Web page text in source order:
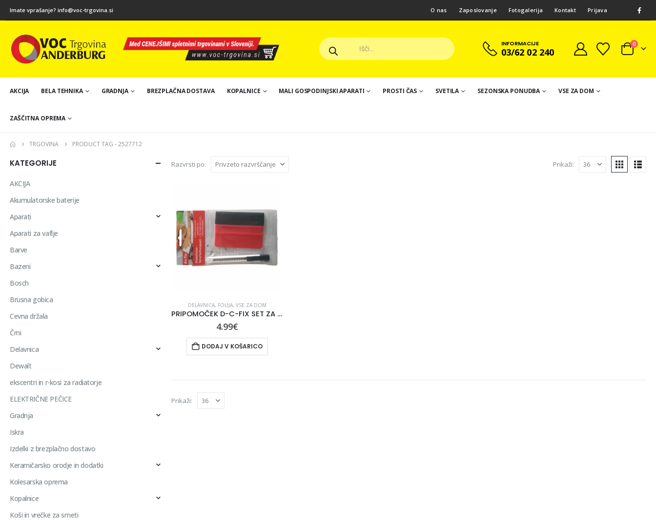
Imate vprašanje? info@voc-trgovina.si O nas Zaposlovanje Fotogalerija Kontakt Prijava
INFORMACIJE
03/62 02 240
0
AKCIJA BELA TEHNIKA GRADNJA BREZPLAČNA DOSTAVA KOPALNICE MALI GOSPODINJSKI APARATI PROSTI ČAS SVETILA SEZONSKA PONUDBA VSE ZA DOM
ZAŠČITNA OPREMA
TRGOVINA PRODUCT TAG -2527712
Razvrsti po: Prikaži:
DELAVNICA, FOLIJA, VSE ZA DOM
PRIPOMOČEK D-C-FIX SET ZA POLAGANJE SAMOL. FOLIJE 399-6016
4.99€
DODAJ V KOŠARICO
Prikaži:
KATEGORIJE
AKCIJA
Akumulatorske baterije
Aparati
Aparati za vaflje
Barve
Bazeni
Bosch
Brusna gobica
Cevna držala
Črni
Delavnica
Dewalt
ekscentri in r-kosi za radiatorje
ELEKTRIČNE PEČICE
Gradnja
Iskra
Izdelki z brezplačno dostavo
Keramičarsko orodje in dodatki
Kolesarska oprema
Kopalnice
Koši in vrečke za smeti